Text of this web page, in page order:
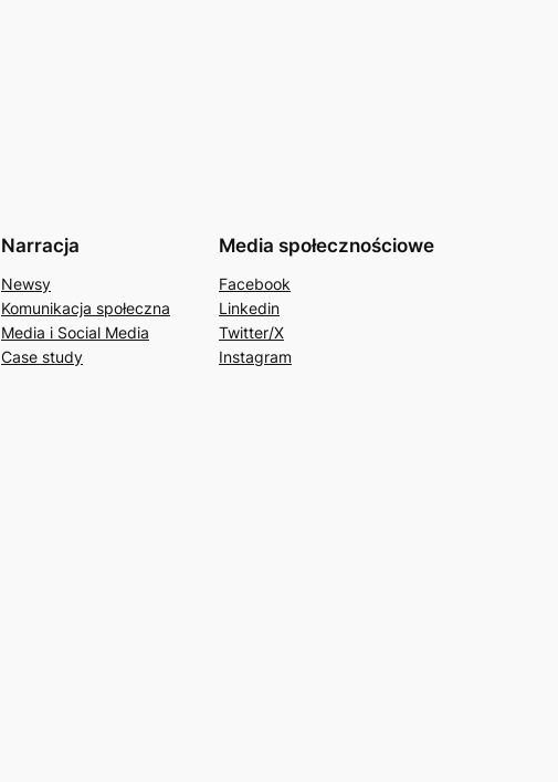
Narracja
Newsy
Komunikacja społeczna
Media i Social Media
Case study
Media społecznościowe
Facebook
Linkedin
Twitter/X
Instagram